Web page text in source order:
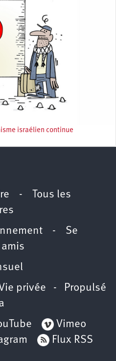
israélien continue
-
Tous les
- Se
privée - Propulsé
Vimeo
Flux RSS